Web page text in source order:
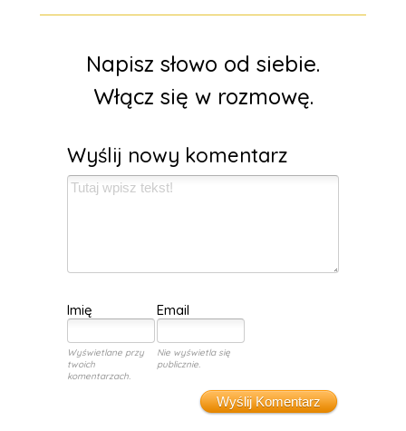
Napisz słowo od siebie.
Włącz się w rozmowę.
Wyślij nowy komentarz
Imię Email
Wyświetlane przy
twoich
komentarzach.
Nie wyświetla się
publicznie.
Wyślij Komentarz